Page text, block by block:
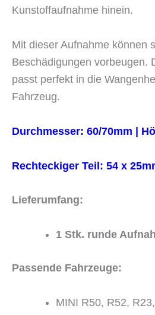
Kunstoffaufnahme hinein.
Mit dieser Aufnahme können
Beschädigungen vorbeugen.
passt perfekt in die
Fahrzeug.
Durchmesser: 60/70mm |
Rechteckiger Teil: 54 x
Lieferumfang:
1 Stk. runde
Passende Fahrzeuge:
MINI R50, R52,